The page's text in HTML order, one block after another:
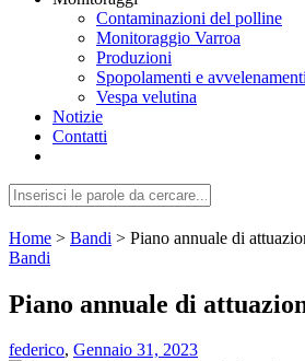
Contaminazioni del polline
Monitoraggio Varroa
Produzioni
Spopolamenti e
Vespa velutina
Notizie
Contatti
Home > Bandi > Piano annuale di
Bandi
Piano annuale di
federico, Gennaio 31, 2023